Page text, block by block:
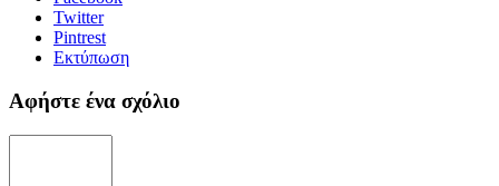
Twitter
Pintrest
Εκτύπωση
Αφήστε ένα σχόλιο